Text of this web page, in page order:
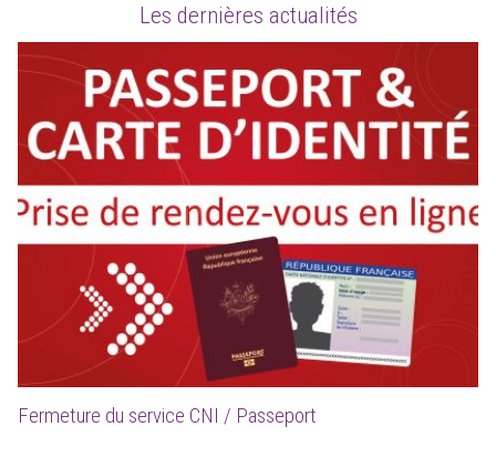
Les dernières actualités
Fermeture du service CNI / Passeport